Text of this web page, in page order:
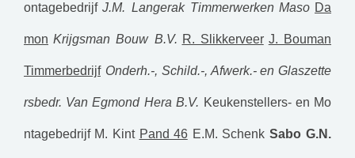
ontagebedrijf J.M. Langerak Timmerwerken Maso Da
mon Krijgsman Bouw B.V. R. Slikkerveer J. Bouman
Timmerbedrijf Onderh.-, Schild.-, Afwerk.- en Glaszette
rsbedr. Van Egmond Hera B.V. Keukenstellers- en Mo
ntagebedrijf M. Kint Pand 46 E.M. Schenk Sabo G.N.